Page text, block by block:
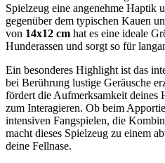
Spielzeug eine angenehme Haptik
gegenüber dem typischen Kauen
von 14x12 cm hat es eine ideale
Hunderassen und sorgt so für
Ein besonderes Highlight ist das
bei Berührung lustige Geräusche
fördert die Aufmerksamkeit deines
zum Interagieren. Ob beim
intensiven Fangspielen, die
macht dieses Spielzeug zu einem
deine Fellnase.